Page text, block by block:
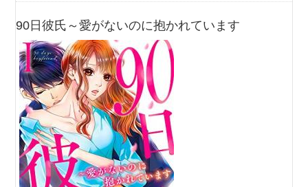
90日彼氏～愛がないのに抱かれています